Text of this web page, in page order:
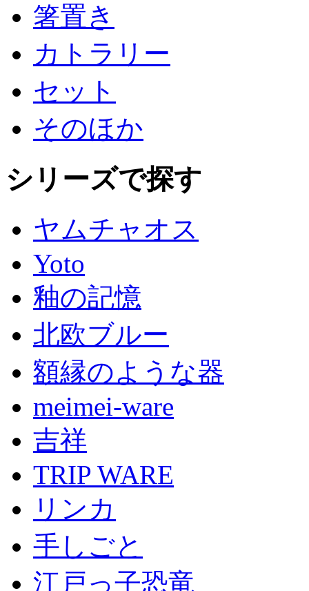
箸置き
カトラリー
セット
そのほか
シリーズで探す
ヤムチャオス
Yoto
釉の記憶
北欧ブルー
額縁のような器
meimei-ware
吉祥
TRIP WARE
リンカ
手しごと
江戸っ子恐竜